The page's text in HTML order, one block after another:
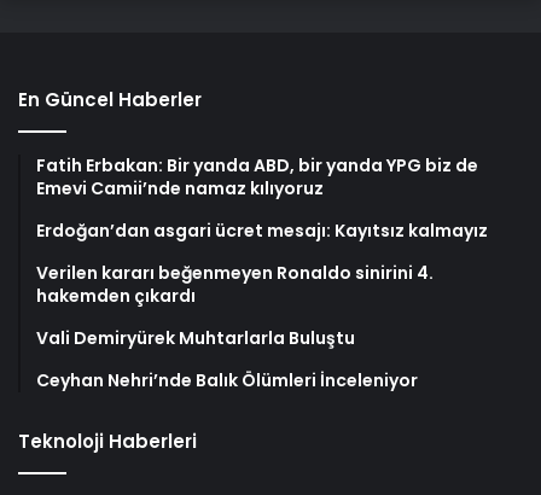
En Güncel Haberler
Fatih Erbakan: Bir yanda ABD, bir yanda YPG biz de
Emevi Camii’nde namaz kılıyoruz
Erdoğan’dan asgari ücret mesajı: Kayıtsız kalmayız
Verilen kararı beğenmeyen Ronaldo sinirini 4.
hakemden çıkardı
Vali Demiryürek Muhtarlarla Buluştu
Ceyhan Nehri’nde Balık Ölümleri İnceleniyor
Teknoloji Haberleri